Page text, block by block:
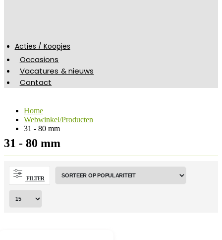
Acties / Koopjes
Occasions
Vacatures & nieuws
Contact
Home
Webwinkel/Producten
31 - 80 mm
31 - 80 mm
FILTER